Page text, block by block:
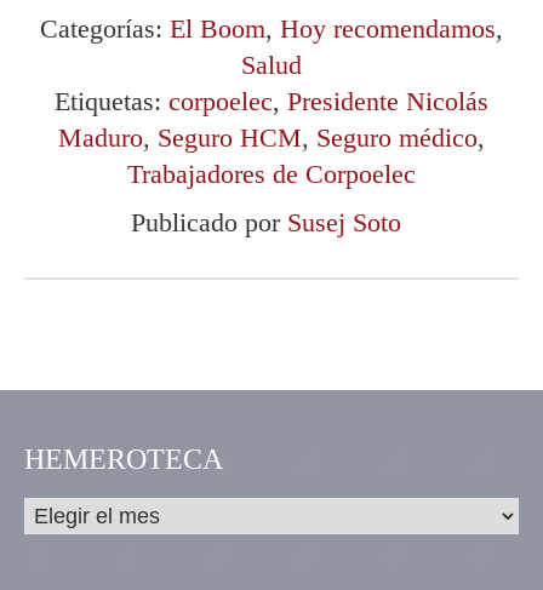
Categorías: El Boom, Hoy recomendamos,
Salud
Etiquetas: corpoelec, Presidente Nicolás
Maduro, Seguro HCM, Seguro médico,
Trabajadores de Corpoelec
Publicado por Susej Soto
HEMEROTECA